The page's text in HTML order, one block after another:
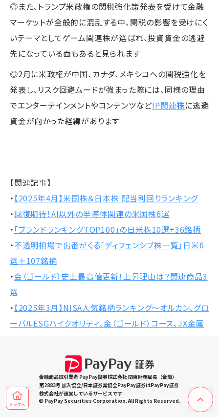
◎また、トランプ米政権の関税強化策発表を受けて金融
マーケットが全般的に混乱する中、関税の影響を受けにく
いテーマとしてゲーム関連株が選ばれ、投資資金の逃避
先になっている面もあると見られます
◎2月に米政権が中国、カナダ、メキシコへの関税強化を
発表し、リスク回避ムードが強まった際には、同様の理由
でエンターテインメントやコンテンツなどIP関連株に逃避
資金が向かった経緯があります
【関連記事】
・ 【2025年4月】米国株＆日本株 配当利回りランキング
・回復期待！AI以外の半導体関連の米国株6選
・ 「ブランドランキングTOP100」の日米株10選+36銘柄
・不透明相場で出番がくる「ディフェンシブ株一覧」日米6
選＋107銘柄
・金（ゴールド）史上最高値更新！上昇理由は？関連商品3
選
・ 【2025年3月】NISA人気銘柄ランキング～オルカン、グロ
ーバルESGハイクオリティ、金（ゴールド）コース、JX金属
金融商品取引業者 PayPay証券株式会社 関東財務局長（金商）
第2883号 加入協会/日本証券業協会PayPay証券はPayPay証券
株式会社が運営しているサービスです
© PayPay Securities Corporation. All Rights Reserved.